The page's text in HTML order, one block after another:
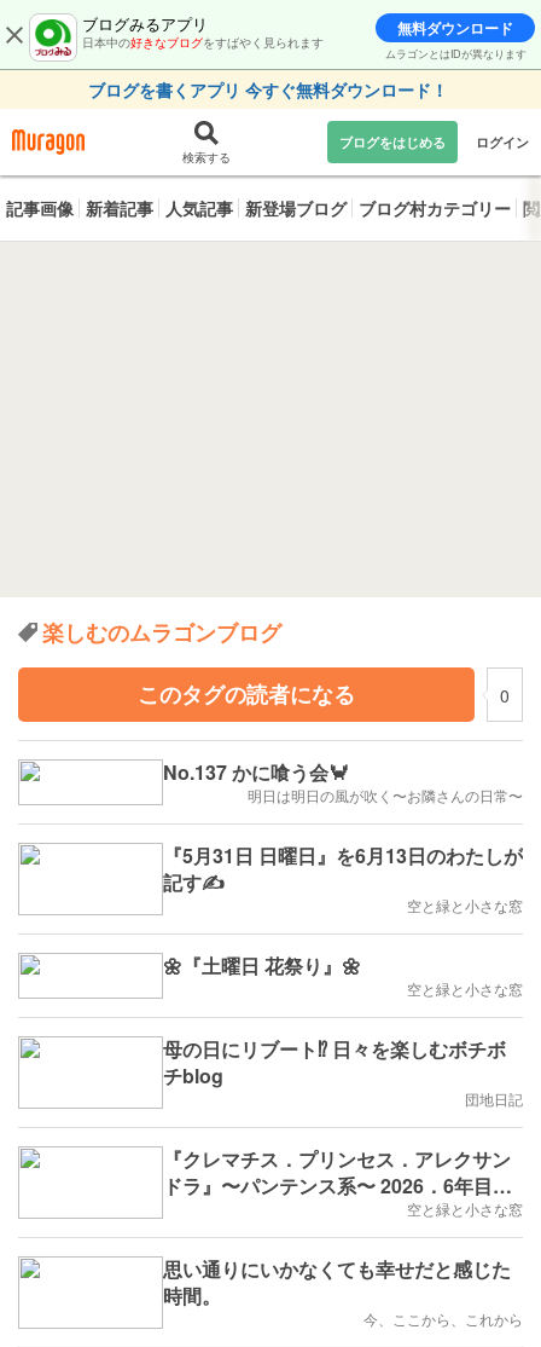
ブログみるアプリ
日本中の好きなブログをすばやく見られます
無料ダウンロード
ムラゴンとはIDが異なります
ブログを書くアプリ 今すぐ無料ダウンロード！
検索する
ブログをはじめる ログイン
記事画像 新着記事 人気記事 新登場ブログ ブログ村カテゴリー
楽しむのムラゴンブログ
このタグの読者になる
0
No.137 かに喰う会🦀
明日は明日の風が吹く〜お隣さんの日常〜
『5月31日 日曜日』を6月13日のわたしが
記す✍️
空と緑と小さな窓
🌼『土曜日 花祭り』🌼
空と緑と小さな窓
母の日にリブート⁉︎ 日々を楽しむボチボ
チblog
団地日記
『クレマチス．プリンセス．アレクサン
ドラ』〜パンテンス系〜 2026．6年目成
空と緑と小さな窓
思い通りにいかなくても幸せだと感じた
時間。
今、ここから、これから